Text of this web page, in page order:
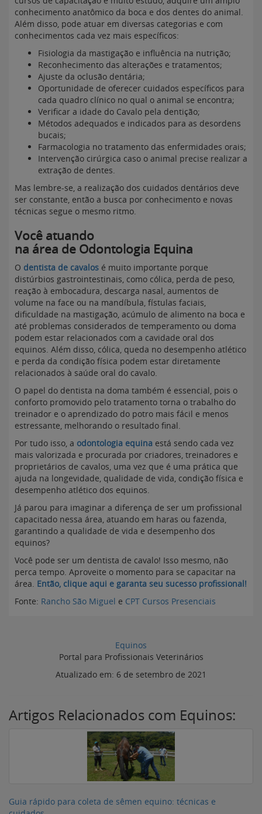
conhecimento anatômico da boca e dos dentes do animal.
Além disso, pode atuar em diversas categorias e com
conhecimentos cada vez mais específicos:
Fisiologia da mastigação e influência na nutrição;
Reconhecimento das alterações e tratamentos;
Ajuste da oclusão dentária;
Oportunidade de oferecer cuidados específicos para
cada quadro clínico no qual o animal se encontra;
Verificar a idade do Cavalo pela dentição;
Métodos adequados e indicados para as desordens
bucais;
Farmacologia no tratamento das enfermidades orais;
Intervenção cirúrgica caso o animal precise realizar a
extração de dentes.
Mas lembre-se, a realização dos cuidados dentários deve
ser constante, então a busca por conhecimento e novas
técnicas segue o mesmo ritmo.
Você atuando
na área de Odontologia Equina
O dentista de cavalos é muito importante porque
distúrbios gastrointestinais, como cólica, perda de peso,
reação à embocadura, descarga nasal, aumentos de
volume na face ou na mandíbula, fístulas faciais,
dificuldade na mastigação, acúmulo de alimento na boca e
até problemas considerados de temperamento ou doma
podem estar relacionados com a cavidade oral dos
equinos. Além disso, cólica, queda no desempenho atlético
e perda da condição física podem estar diretamente
relacionados à saúde oral do cavalo.
O papel do dentista na doma também é essencial, pois o
conforto promovido pelo tratamento torna o trabalho do
treinador e o aprendizado do potro mais fácil e menos
estressante, melhorando o resultado final.
Por tudo isso, a odontologia equina está sendo cada vez
mais valorizada e procurada por criadores, treinadores e
proprietários de cavalos, uma vez que é uma prática que
ajuda na longevidade, qualidade de vida, condição física e
desempenho atlético dos equinos.
Já parou para imaginar a diferença de ser um profissional
capacitado nessa área, atuando em haras ou fazenda,
garantindo a qualidade de vida e desempenho dos
equinos?
Você pode ser um dentista de cavalo! Isso mesmo, não
perca tempo. Aproveite o momento para se capacitar na
área. Então, clique aqui e garanta seu sucesso profissional!
Fonte: Rancho São Miguel e CPT Cursos Presenciais
Equinos
Portal para Profissionais Veterinários
Atualizado em: 6 de setembro de 2021
Artigos Relacionados com Equinos:
Guia rápido para coleta de sêmen equino: técnicas e